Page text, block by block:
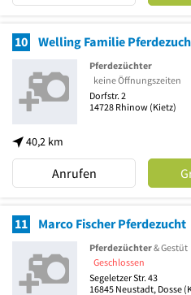
10 Welling Familie
40,2 km
Pferdezüchter
keine Öffnungszeiten
Dorfstr. 2
14728 Rhinow (Kietz)
Anrufen
11 Marco Fischer Pferdezucht
Pferdezüchter& Gestüt
Geschlossen
Segeletzer Str. 43
16845 Neustadt, Dosse